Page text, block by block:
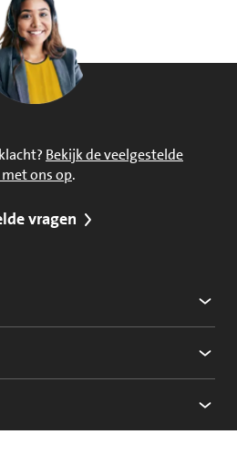
Bekijk de veelgestelde
ons op.
vragen